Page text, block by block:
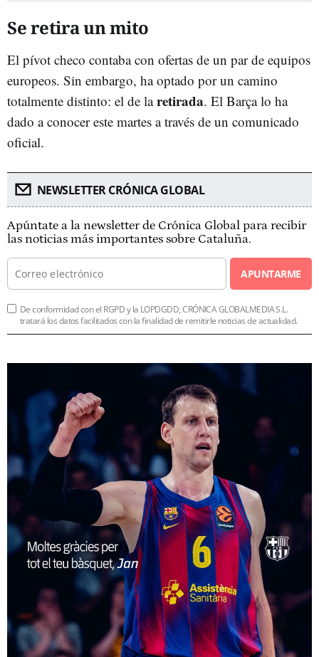
Se retira un mito
El pívot checo contaba con ofertas de un par de equipos
europeos. Sin embargo, ha optado por un camino
totalmente distinto: el de laretirada. El Barça lo ha
dado a conocer este martes a través de un comunicado
oficial.
NEWSLETTER CRÓNICA GLOBAL
Apúntate a la newsletter de Crónica Global para recibir
las noticias más importantes sobre Cataluña.
APUNTARME
De conformidad con el RGPD y la LOPDGDD, CRÓNICA GLOBALMEDIA S.L.
tratará los datos facilitados con la finalidad de remitirle noticias de actualidad.